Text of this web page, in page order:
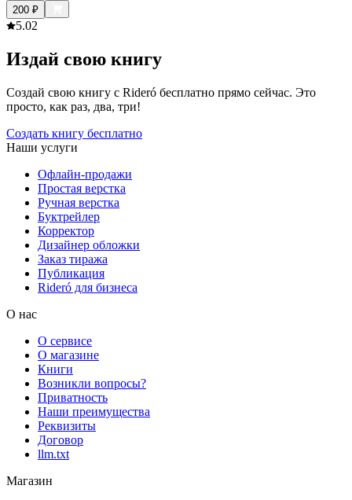
200 ₽
5.02
Издай свою книгу
Создай свою книгу с Rideró бесплатно прямо сейчас. Это
просто, как раз, два, три!
Создать книгу бесплатно
Наши услуги
Офлайн-продажи
Простая верстка
Ручная верстка
Буктрейлер
Корректор
Дизайнер обложки
Заказ тиража
Публикация
Rideró для бизнеса
О нас
О сервисе
О магазине
Книги
Возникли вопросы?
Приватность
Наши преимущества
Реквизиты
Договор
llm.txt
Магазин